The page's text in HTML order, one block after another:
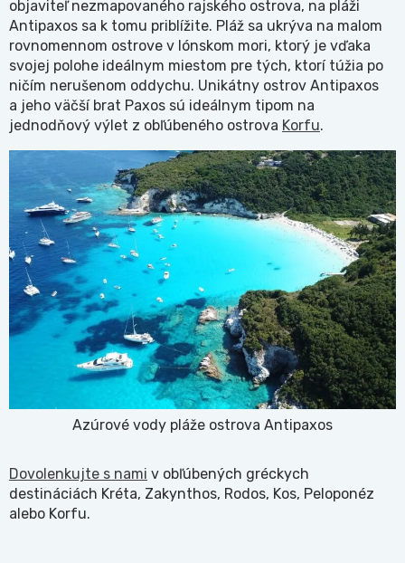
objaviteľ nezmapovaného rajského ostrova, na pláži
Antipaxos sa k tomu priblížite. Pláž sa ukrýva na malom
rovnomennom ostrove v Iónskom mori, ktorý je vďaka
svojej polohe ideálnym miestom pre tých, ktorí túžia po
ničím nerušenom oddychu. Unikátny ostrov Antipaxos
a jeho väčší brat Paxos sú ideálnym tipom na
jednodňový výlet z obľúbeného ostrova Korfu.
Azúrové vody pláže ostrova Antipaxos
Dovolenkujte s nami v obľúbených gréckych
destináciách Kréta, Zakynthos, Rodos, Kos, Peloponéz
alebo Korfu.